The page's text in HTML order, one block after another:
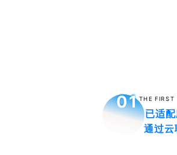
01THE FIRST
已适
通过云